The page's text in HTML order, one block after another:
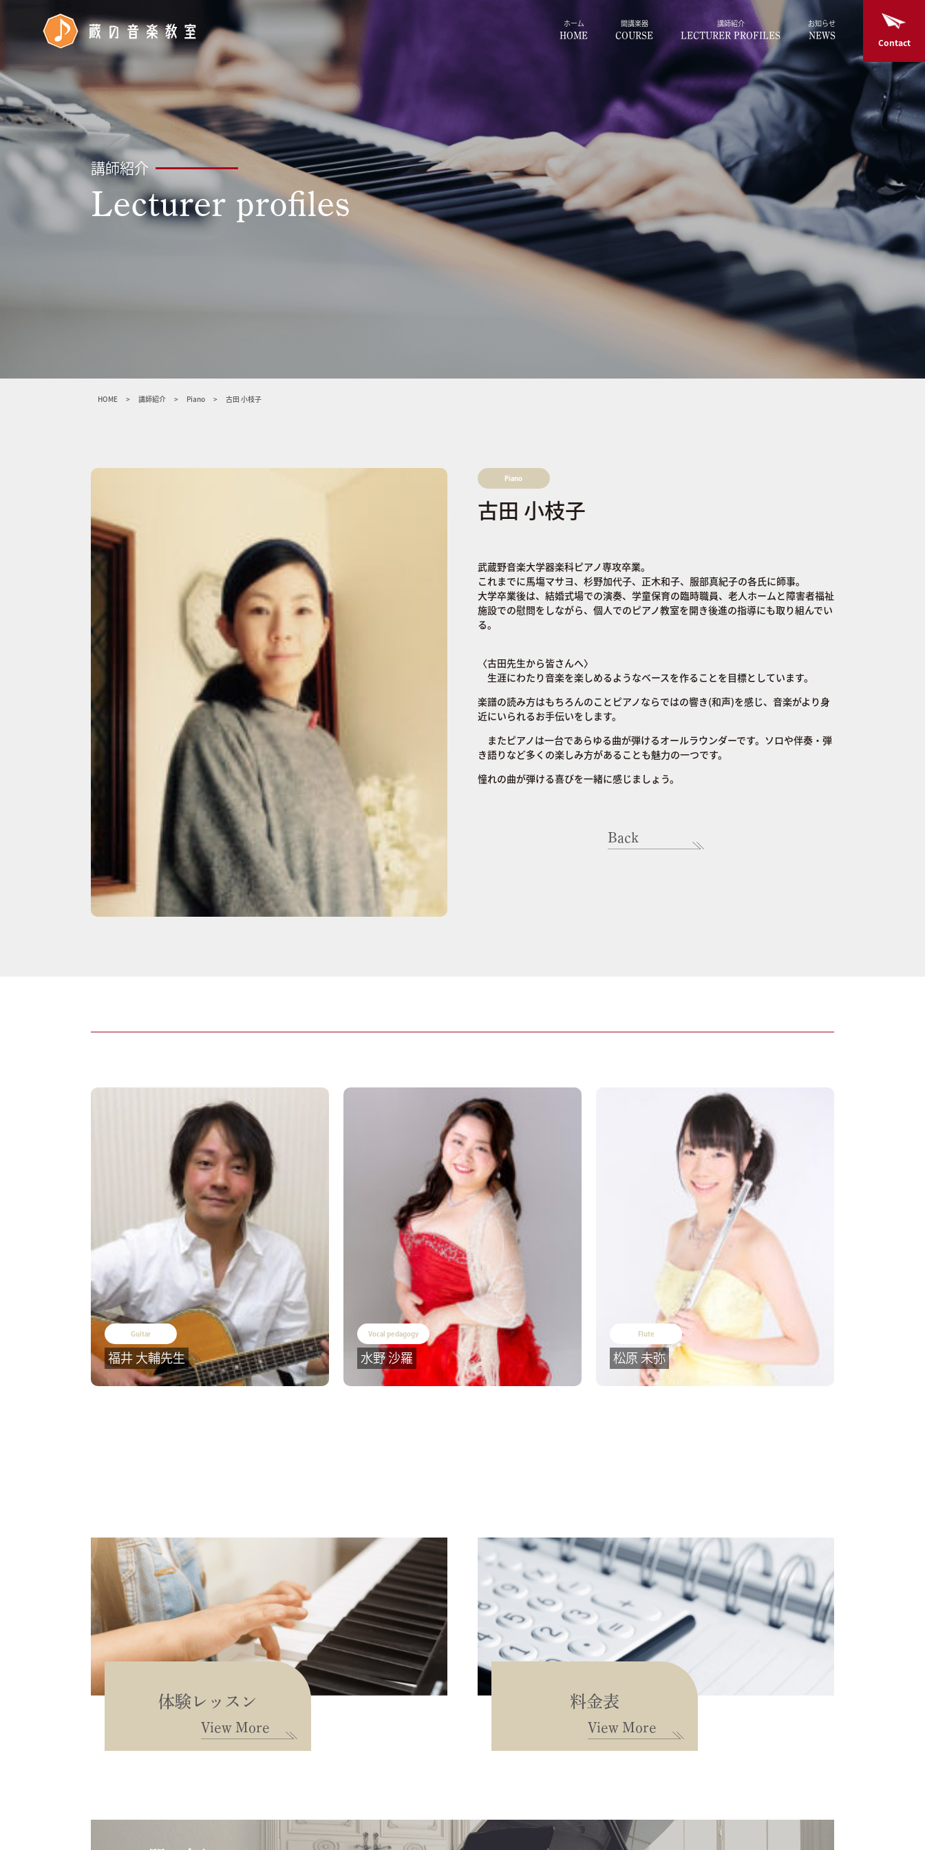
ホーム
HOME
開講楽器
COURSE
講師紹介
LECTURER PROFILES
お知らせ
NEWS
Contact
講師紹介
Lecturer profiles
HOME > 講師紹介 > Piano > 古田 小枝子
Piano
古田 小枝子
武蔵野音楽大学器楽科ピアノ専攻卒業。
これまでに馬塲マサヨ、杉野加代子、正木和子、服部真紀子の各氏に師事。
大学卒業後は、結婚式場での演奏、学童保育の臨時職員、老人ホームと障害者福祉
施設での慰問をしながら、個人でのピアノ教室を開き後進の指導にも取り組んでい
る。
〈古田先生から皆さんへ〉
生涯にわたり音楽を楽しめるようなベースを作ることを目標としています。
楽譜の読み方はもちろんのことピアノならではの響き(和声)を感じ、音楽がより身
近にいられるお手伝いをします。
またピアノは一台であらゆる曲が弾けるオールラウンダーです。ソロや伴奏・弾
き語りなど多くの楽しみ方があることも魅力の一つです。
憧れの曲が弾ける喜びを一緒に感じましょう。
Back
Guitar
福井 大輔先生
Vocal pedagogy
水野 沙羅
Flute
松原 未弥
体験レッスン
View More
料金表
View More